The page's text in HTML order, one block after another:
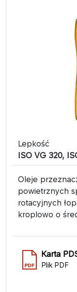
Lepkość
ISO VG 320,
Oleje
powietrznych
rotacyjnych
kroplowo o
Karta
Plik PDF